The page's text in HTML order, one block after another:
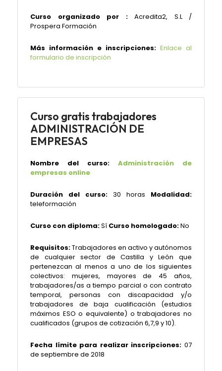
Curso organizado por :Acredita2, S.L /
Prospera Formación
Más información e inscripciones: Enlace al
formulario de inscripción
Curso gratis trabajadores
ADMINISTRACIÓN DE
EMPRESAS
Nombre del curso:
Administración de
empresas online
Duración del curso: 30 horas Modalidad:
teleformación
Curso con diploma:Sí Curso homologado:No
Requisitos:Trabajadores en activo y autónomos
de cualquier sector de Castilla y León que
pertenezcan al menos a uno de los siguientes
colectivos: mujeres, mayores de 45 años,
trabajadores/as a tiempo parcial o con contrato
temporal, personas con discapacidad y/o
trabajadores de baja cualificación (estudios
máximos ESO o equivalente) o trabajadores no
cualificados (grupos de cotización 6,7,9 y 10).
Fecha límite para realizar inscripciones: 07
de septiembre de 2018